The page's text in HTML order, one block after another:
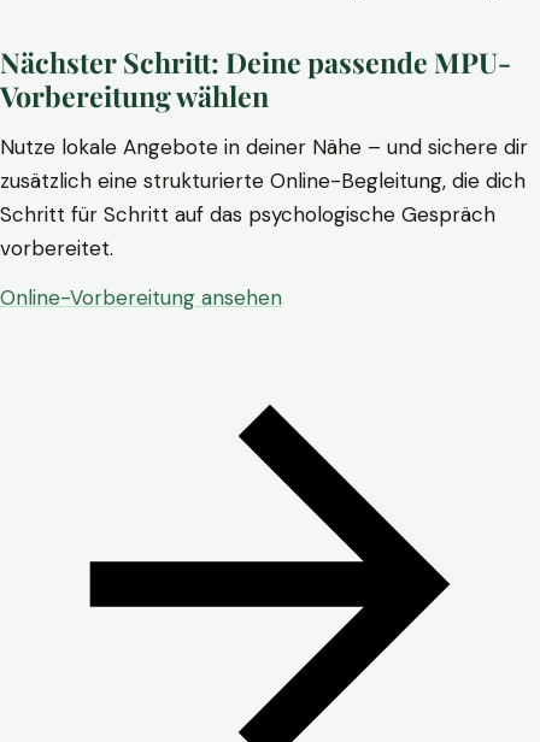
Nächster Schritt: Deine passende MPU-
Vorbereitung wählen
Nutze lokale Angebote in deiner Nähe – und sichere dir
zusätzlich eine strukturierte Online-Begleitung, die dich
Schritt für Schritt auf das psychologische Gespräch
vorbereitet.
Online-Vorbereitung ansehen